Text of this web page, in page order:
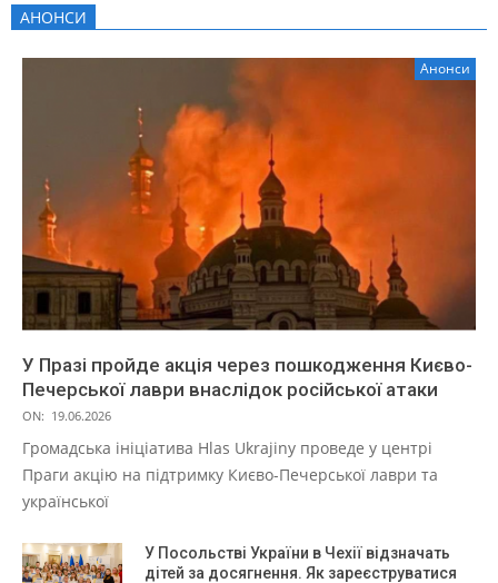
АНОНСИ
Анонси
У Празі пройде акція через пошкодження Києво-
Печерської лаври внаслідок російської атаки
ON: 19.06.2026
Громадська ініціатива Hlas Ukrajiny проведе у центрі
Праги акцію на підтримку Києво-Печерської лаври та
української
У Посольстві України в Чехії відзначать
дітей за досягнення. Як зареєструватися